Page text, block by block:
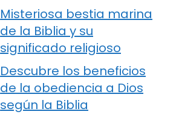
Misteriosa bestia marina
de la Biblia y su
significado religioso
Descubre los beneficios
de la obediencia a Dios
según la Biblia